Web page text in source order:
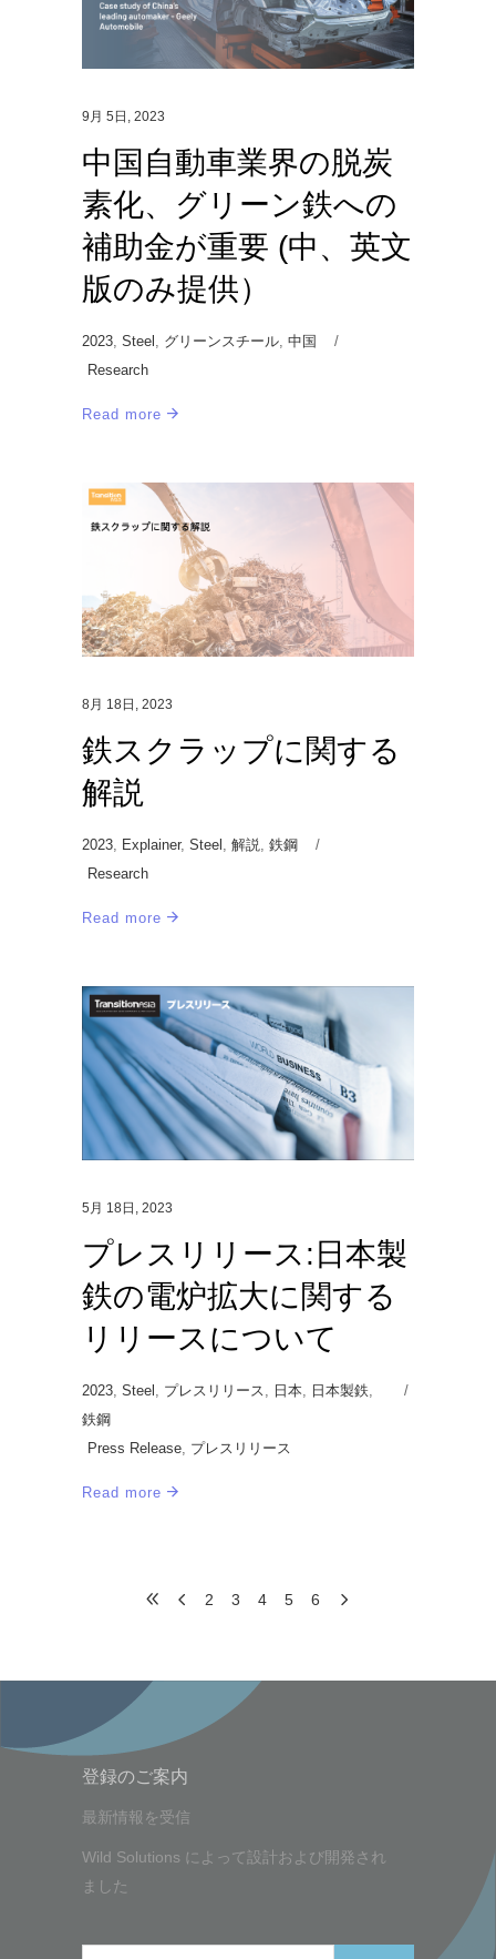
9月 5日, 2023
中国自動車業界の脱炭
素化、グリーン鉄への
補助金が重要 (中、英文
版のみ提供）
2023 Steel グリーンスチール 中国
Research
Read more
8月 18日, 2023
鉄スクラップに関する
解説
2023 Explainer, Steel 解説
鉄鋼
Research
Read more
5月 18日, 2023
プレスリリース:日本製
鉄の電炉拡大に関する
リリースについて
2023 Steel プレスリリース 日本 日本製鉄
鉄鋼
Press Release プレスリリース
Read more
2 3 4 5 6
登録のご案内
最新情報を受信
Wild Solutions によって設計および開発され
ました